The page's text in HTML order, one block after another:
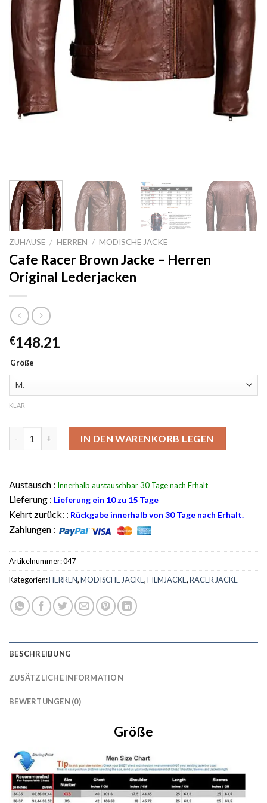
ZUHAUSE / HERREN / MODISCHE JACKE
Cafe Racer Brown Jacke – Herren
Original Lederjacken
€148.21
Größe
KLAR
IN DEN WARENKORB LEGEN
Austausch : Innerhalb austauschbar 30 Tage nach Erhalt
Lieferung : Lieferung ein 10 zu 15 Tage
Kehrt zurück: : Rückgabe innerhalb von 30 Tage nach Erhalt.
Zahlungen :
Artikelnummer:047
Kategorien:HERREN,MODISCHE JACKE,FILMJACKE,RACER JACKE
BESCHREIBUNG
ZUSÄTZLICHE INFORMATION
BEWERTUNGEN (0)
Größe